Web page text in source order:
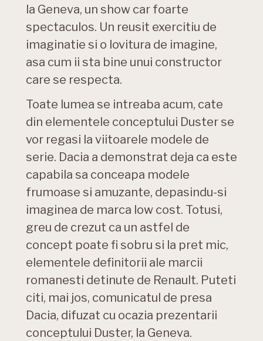
la Geneva, un show car foarte
spectaculos. Un reusit exercitiu de
imaginatie si o lovitura de imagine,
asa cum ii sta bine unui constructor
care se respecta.
Toate lumea se intreaba acum, cate
din elementele conceptului Duster se
vor regasi la viitoarele modele de
serie. Dacia a demonstrat deja ca este
capabila sa conceapa modele
frumoase si amuzante, depasindu-si
imaginea de marca low cost. Totusi,
greu de crezut ca un astfel de
concept poate fi sobru si la pret mic,
elementele definitorii ale marcii
romanesti detinute de Renault. Puteti
citi, mai jos, comunicatul de presa
Dacia, difuzat cu ocazia prezentarii
conceptului Duster, la Geneva.